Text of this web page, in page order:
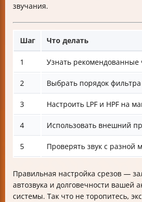
звучания.
Шаг Что делать
1 Узнать
2 Выбрать порядок
3 Настроить LPF и HPF на
4 Использовать внешний
5 Проверять звук с разной
Правильная настройка срезов —
автозвука и долговечности вашей
системы. Так что не торопитесь,